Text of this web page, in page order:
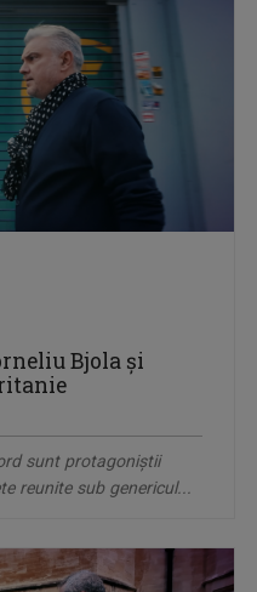
Bjola și
sunt protagoniştii
reunite sub genericul...